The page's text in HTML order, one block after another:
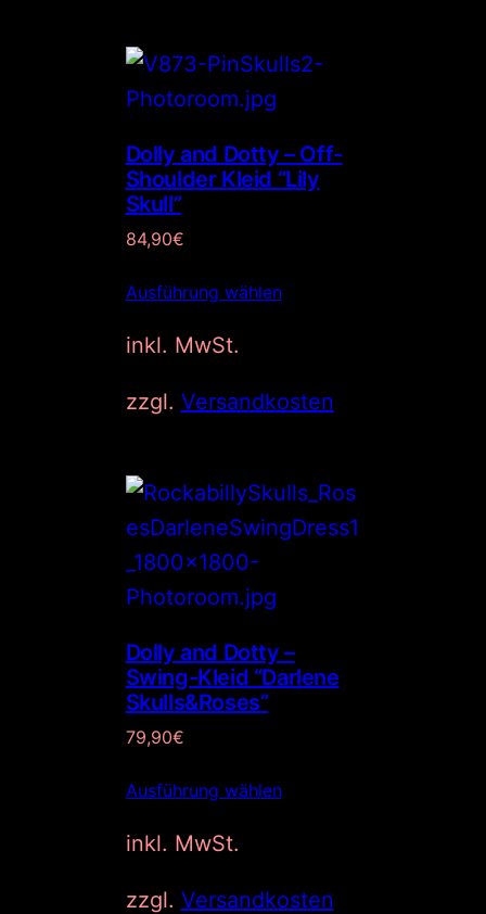
,
0
Dolly and Dotty – Off-
Shoulder Kleid “Lily
Skull”
84,90€
Ausführung wählen
inkl. MwSt.
zzgl. Versandkosten
Dolly and Dotty –
Swing-Kleid “Darlene
Skulls&Roses”
79,90€
Ausführung wählen
inkl. MwSt.
zzgl. Versandkosten